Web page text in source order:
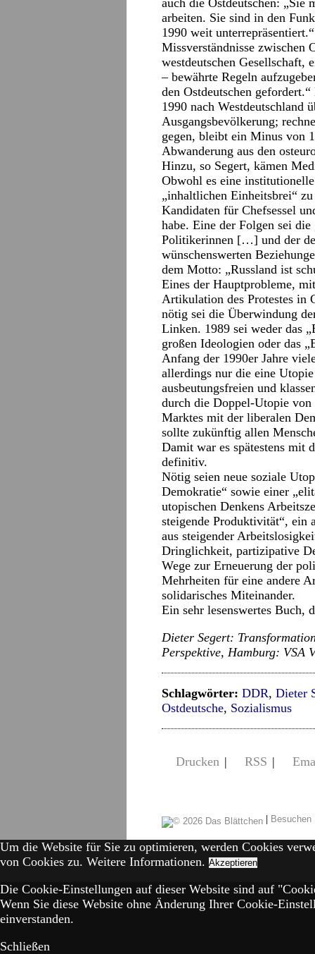
auch die Ostdeutschen:
arbeiten. Sie sind in den
1990 weit
Missverständnisse zwischen
westdeutschen Gesellschaft,
– bewährte Regeln
den Ostdeutschen
1990 nach Westdeutschland
Ausgangsbevölkerung;
gegen, bleibt ein Minus von
Abwanderung aus den
Hinzu, so Segert, kämen
Obwohl es eine
„inhaltlichen Einheitsbrei“
Kandidaten für Chefsessel
habe. Eine der Folgen sei
Politikerinnen […] und der
wünschenswerten
dem Motto: „Russland ist
Eines der Hauptprobleme,
Artikulation des Protestes in
nötig sei die Überwindung
Linken. 1989 sei weder das
großen Ideologien oder das
Anfang der 1990er Jahre
allerdings nur die eine
ausbeutungsfreien und
durch die Doppel-Utopie
Marktes mit der liberalen
sollte zukünftig allen
Damit war es spätestens mit
definitiv.
Nötig seien neue soziale
Demokratie“ sowie einer
utopischen Denkens
steigende Produktivität“, ein
aus steigender
Dringlichkeit, partizipative
Wege zur Erneuerung der
Mehrheiten für eine andere
solidarisches Miteinander.
Ein sehr lesenswertes Buch,
Dieter Segert:
Perspektive, Hamburg: VSA
Schlagwörter: DDR, Dieter
Ostdeutsche, Sozialismus
Drucken | RSS |
|
Um die Website für Sie zu optimieren, werden Cookies
von Cookies zu. Weitere Informationen. Akzeptieren
Die Cookie-Einstellungen auf dieser Website sind auf
Wenn Sie diese Website ohne Änderung Ihrer Cookie-
einverstanden.
Schließen